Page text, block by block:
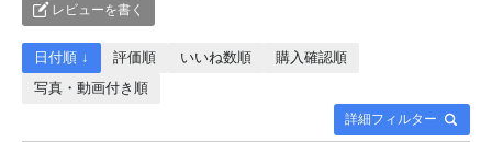
レビューを書く
詳細フィルター
日付順 ↓ 評価順 いいね数順
購入確認順
写真・動画付き順